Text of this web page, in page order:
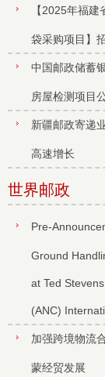
【2025年福
袋采购项目】
中国邮政储蓄
房屋检测项目
新疆邮政寄递
高速增长
世界邮政
Pre-
Ground
at Ted
(ANC)
加强跨境物流
蒙经贸发展